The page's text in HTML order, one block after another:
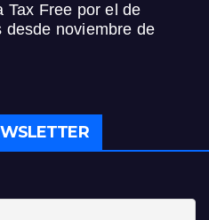
Tax Free por el de
desde noviembre de